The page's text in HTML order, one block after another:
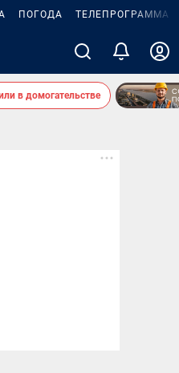
ПОГОДА ТЕЛЕПРОГРАММА
в домогательстве